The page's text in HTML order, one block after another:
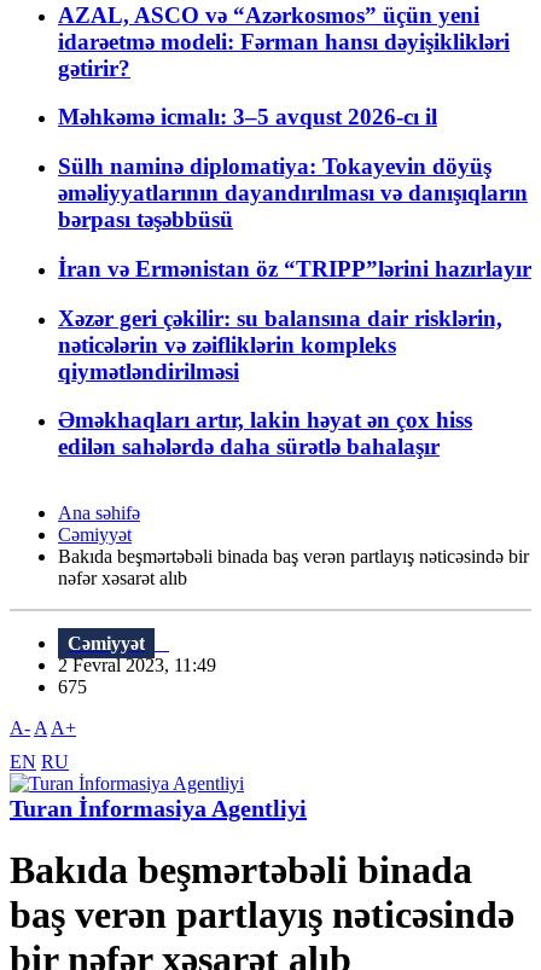
AZAL, ASCO və “Azərkosmos” üçün yeni
idarəetmə modeli: Fərman hansı dəyişiklikləri
gətirir?
Məhkəmə icmalı: 3–5 avqust 2026-cı il
Sülh naminə diplomatiya: Tokayevin döyüş
əməliyyatlarının dayandırılması və danışıqların
bərpası təşəbbüsü
İran və Ermənistan öz “TRIPP”lərini hazırlayır
Xəzər geri çəkilir: su balansına dair risklərin,
nəticələrin və zəifliklərin kompleks
qiymətləndirilməsi
Əməkhaqları artır, lakin həyat ən çox hiss
edilən sahələrdə daha sürətlə bahalaşır
Ana səhifə
Cəmiyyət
Bakıda beşmərtəbəli binada baş verən partlayış nəticəsində bir
nəfər xəsarət alıb
Cəmiyyət
2 Fevral 2023, 11:49
675
A- A A+
EN RU
Turan İnformasiya Agentliyi
Bakıda beşmərtəbəli binada
baş verən partlayış nəticəsində
bir nəfər xəsarət alıb